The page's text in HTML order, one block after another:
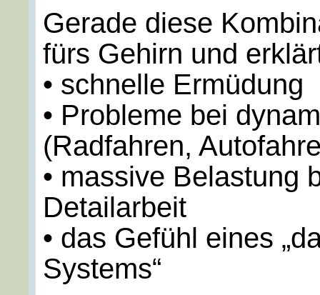
Gerade diese
fürs Gehirn und
• schnelle Ermüdung
• Probleme bei
(Radfahren,
• massive Belastung
Detailarbeit
• das Gefühl eines
Systems“